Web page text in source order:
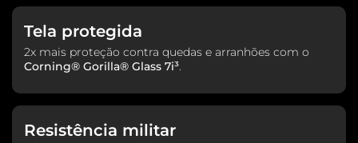
Acelerômetro
Proximidade
Luz Ambiente
Giroscópio
Bússola
Desbloqueio Facial
Tela protegida
2x mais proteção contra quedas e arranhões com o
Corning® Gorilla® Glass 7i³.
Resistência militar